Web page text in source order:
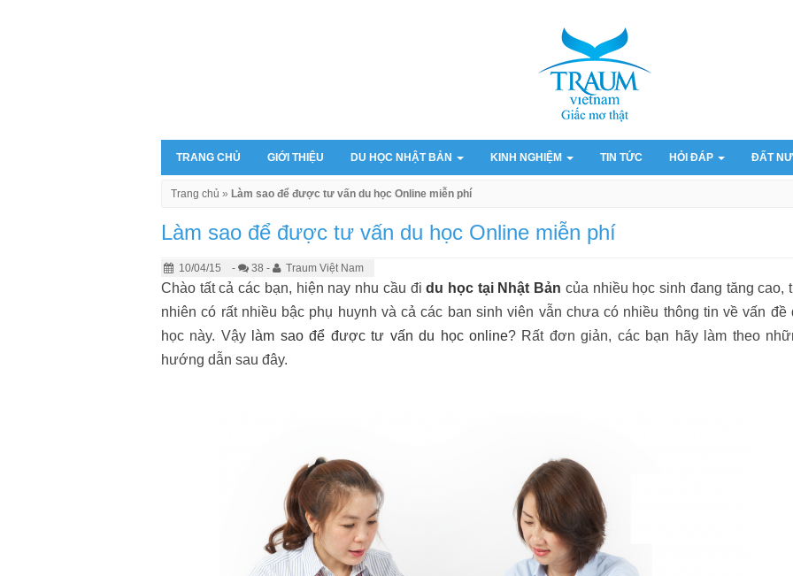
TRANG CHỦ GIỚI THIỆU DU HỌC NHẬT BẢN KINH NGHIỆM TIN TỨC HỎI ĐÁP ĐẤT
Trang chủ » Làm sao để được tư vấn du học Online miễn phí
Làm sao để được tư vấn du học Online miễn phí
10/04/15 - 38 - Traum Việt Nam
Chào tất cả các bạn, hiện nay nhu cầu đidu học tại Nhật Bản của nhiều học sinh đang tăng cao,
nhiên có rất nhiều bậc phụ huynh và cả các ban sinh viên vẫn chưa có nhiều thông tin về vấn đề
học này. Vậy làm sao để được tư vấn du học online? Rất đơn giản, các bạn hãy làm theo
hướng dẫn sau đây.